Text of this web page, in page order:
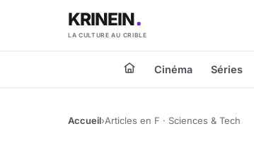
KRINEIN
LA CULTURE AU CRIBLE
Cinéma Séries
Accueil›Articles en F · Sciences & Tech